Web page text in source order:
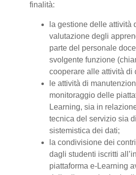
finalità:
la gestione delle attività
valutazione degli
parte del personale
svolgente funzione
cooperare alle attività di
le attività di
monitoraggio delle
Learning, sia in
tecnica del servizio sia
sistemistica dei dati;
la condivisione dei
dagli studenti iscritti
piattaforma e-Learning